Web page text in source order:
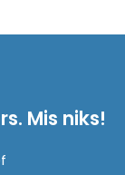
Mis niks!